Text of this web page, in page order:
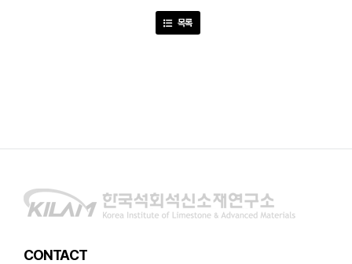
목록
CONTACT